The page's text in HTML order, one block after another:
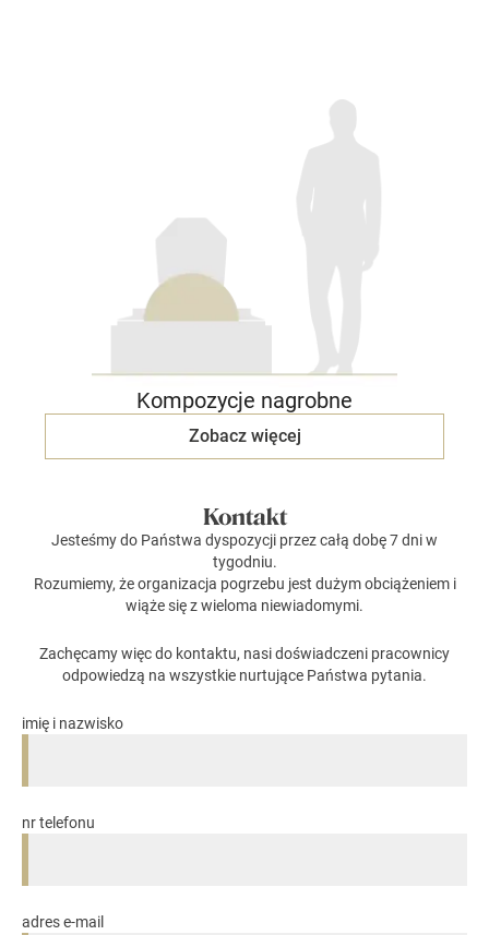
Kompozycje nagrobne
Zobacz więcej
Kontakt
Jesteśmy do Państwa dyspozycji przez całą dobę 7 dni w
tygodniu.
Rozumiemy, że organizacja pogrzebu jest dużym obciążeniem i
wiąże się z wieloma niewiadomymi.
Zachęcamy więc do kontaktu, nasi doświadczeni pracownicy
odpowiedzą na wszystkie nurtujące Państwa pytania.
imię i nazwisko
nr telefonu
adres e-mail